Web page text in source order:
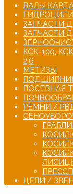
ВАЛЫ
ЗАПЧАСТИ
ЗАПЧАСТИ
КСК-100,
2,6
МЕТИЗЫ
ПОСЕВНАЯ
РЕМНИ /
ЦЕПИ /